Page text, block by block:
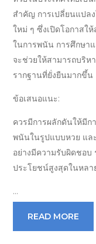
สำคัญ การเปลี่ยนแปล
ใหม่ ๆ ซึ่งเปิดโอกาสใ
ในการพนัน การศึกษา
จะช่วยให้สามารถบริห
รากฐานที่ยั่งยืนมากขึ้น
ข้อเสนอแนะ:
ควรมีการผลักดันให้มีก
พนันในรูปแบบหวย แล
อย่างมีความรับผิดชอบ
ประโยชน์สูงสุดในหลา
…
READ MORE